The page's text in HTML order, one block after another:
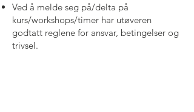
Ved å melde seg på/delta på
kurs/workshops/timer har utøveren
godtatt reglene for ansvar, betingelser og
trivsel.